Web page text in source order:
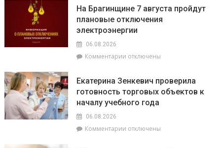
государственности,
кто
сейчас
впереди
кампании
как
принять
участие
конкурсе
лучшую
рассказали,
почему
не
телефон
грозы
На Брагинщине 7 августа пройдут
плановые отключения
электроэнергии
06.08.2026
Комментарии к
Брагинщине
7
августа
отключения
отключены
Екатерина Зенкевич проверила
готовность торговых объектов к
началу учебного года
06.08.2026
Комментарии котключены